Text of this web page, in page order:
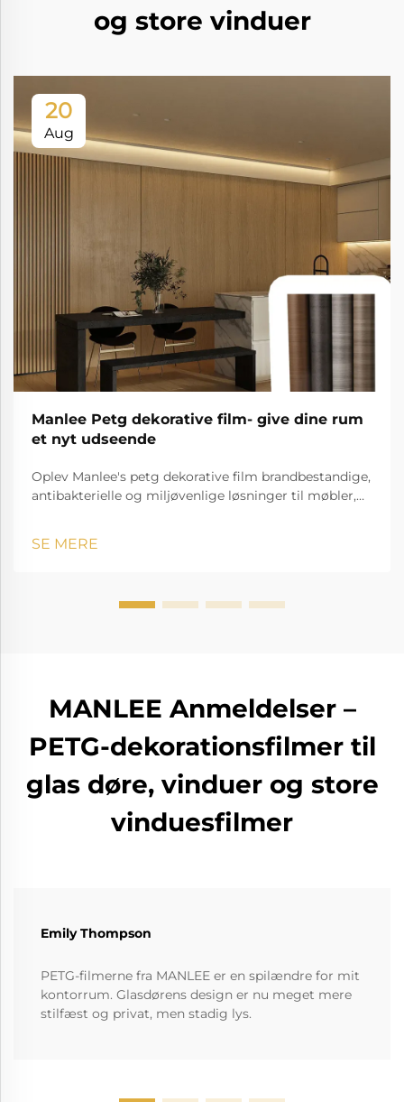
og store vinduer
20
Aug
Manlee Petg dekorative film- give dine rum
et nyt udseende
Oplev Manlee's petg dekorative film brandbestandige,
antibakterielle og miljøvenlige løsninger til møbler,
SE MERE
MANLEE Anmeldelser –
PETG-dekorationsfilmer til
glas døre, vinduer og store
vinduesfilmer
Emily Thompson
PETG-filmerne fra MANLEE er en spilændre for mit
kontorrum. Glasdørens design er nu meget mere
stilfæst og privat, men stadig lys.